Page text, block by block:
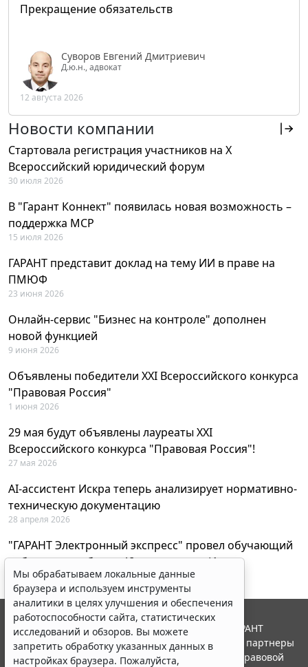
Прекращение обязательств
Суворов Евгений Дмитриевич
Д.ю.н., адвокат
12 августа 2026
Новости компании
Стартовала регистрация участников на X
Всероссийский юридический форум
30 июля 2026
В "Гарант Коннект" появилась новая возможность –
поддержка MCP
15 июля 2026
ГАРАНТ представит доклад на тему ИИ в праве на
ПМЮФ
23 июня 2026
Онлайн-сервис "Бизнес на контроле" дополнен
новой функцией
9 июня 2026
Объявлены победители XXI Всероссийского конкурса
"Правовая Россия"
1 июня 2026
29 мая будут объявлены лауреаты XXI
Всероссийского конкурса "Правовая Россия"!
27 мая 2026
AI-ассистент Искра теперь анализирует нормативно-
техническую документацию
28 апреля 2026
"ГАРАНТ Электронный экспресс" провел обучающий
вебинар по работе с AI-ассистентом Искра
23 апреля 2026
Мы обрабатываем локальные данные
браузера и используем инструменты
аналитики в целях улучшения и обеспечения
работоспособности сайта, статистических
исследований и обзоров. Вы можете
запретить обработку указанных данных в
настройках браузера. Пожалуйста,
© ООО "НПП "ГАРАНТ-СЕРВИС", 2026. Система ГАРАНТ
выпускается с 1990 года. Компания "Гарант" и ее партнеры
являются участниками Российской ассоциации правовой